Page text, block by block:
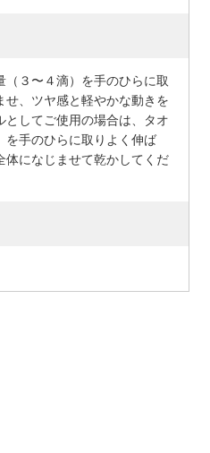
（３〜４滴）を手のひらに取
せ、ツヤ感と軽やかな動きを
してご使用の場合は、タオ
を手のひらに取りよく伸ば
体になじませて乾かしてくだ